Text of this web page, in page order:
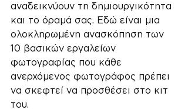
αναδεικνύουν τη δημιουργικότητα
και το όραμά σας. Εδώ είναι μια
ολοκληρωμένη ανασκόπηση των
10 βασικών εργαλείων
φωτογραφίας που κάθε
ανερχόμενος φωτογράφος πρέπει
να σκεφτεί να προσθέσει στο κιτ
του.